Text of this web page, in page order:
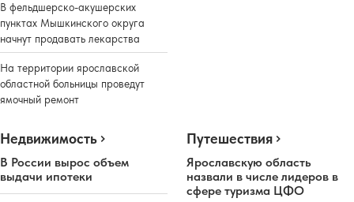
В фельдшерско-акушерских
пунктах Мышкинского округа
начнут продавать лекарства
На территории ярославской
областной больницы проведут
ямочный ремонт
Недвижимость
В России вырос объем
выдачи ипотеки
Путешествия
Ярославскую область
назвали в числе лидеров в
сфере туризма ЦФО